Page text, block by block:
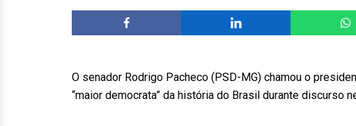
O senador Rodrigo Pacheco (PSD-MG) chamou o
“maior democrata” da história do Brasil durante discurso